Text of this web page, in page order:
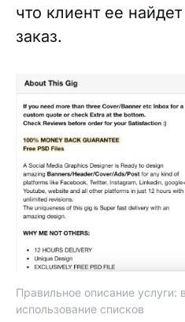
что клиент ее
заказ.
Правильное описание услуги:
использование списков